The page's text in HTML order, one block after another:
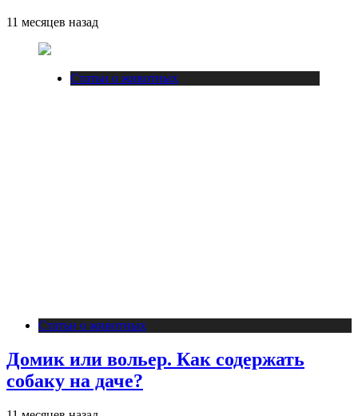
11 месяцев назад
Статьи о животных
Статьи о животных
Домик или вольер. Как содержать
собаку на даче?